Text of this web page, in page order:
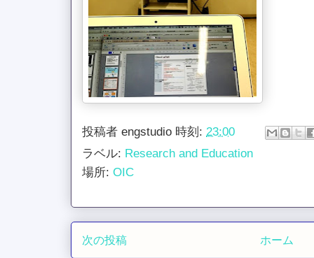
投稿者 engstudio 時刻: 23:00
ラベル: Research and Education
場所: OIC
次の投稿 ホーム